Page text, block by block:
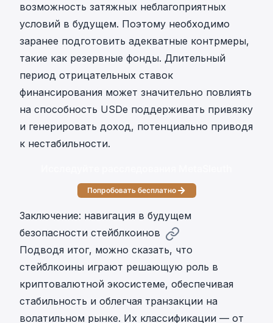
возможность затяжных неблагоприятных
условий в будущем. Поэтому необходимо
заранее подготовить адекватные контрмеры,
такие как резервные фонды. Длительный
период отрицательных ставок
финансирования может значительно повлиять
на способность USDe поддерживать привязку
и генерировать доход, потенциально приводя
к нестабильности.
Попробовать бесплатно
Заключение: навигация в будущем
безопасности стейблкоинов
Подводя итог, можно сказать, что
стейблкоины играют решающую роль в
криптовалютной экосистеме, обеспечивая
стабильность и облегчая транзакции на
волатильном рынке. Их классификации — от